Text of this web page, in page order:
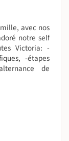
avec nos
notre self
Victoria: -
-étapes
de